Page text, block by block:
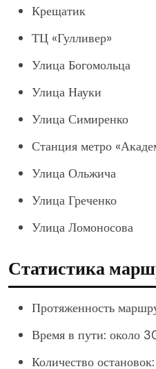
Крещатик
ТЦ «Гулливер»
Улица Богомольца
Улица Науки
Улица Симиренко
Станция метро
Улица Ольжича
Улица Греченко
Улица Ломоносова
Статистика
Протяженность
Время в пути: около
Количество